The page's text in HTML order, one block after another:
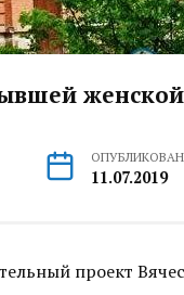
11.07.2019
проект